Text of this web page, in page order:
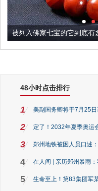
被列入佛家七宝的它到底有
48小时点击排行
1 美副国务卿将于7月25
2 定了！2032年夏季奥运
3 郑州地铁被困人员口述
4 在人间 | 亲历郑州暴雨
5 生命至上！第83集团军